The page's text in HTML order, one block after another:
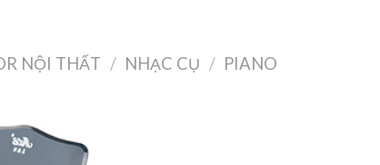
NỘI THẤT / NHẠC CỤ / PIANO